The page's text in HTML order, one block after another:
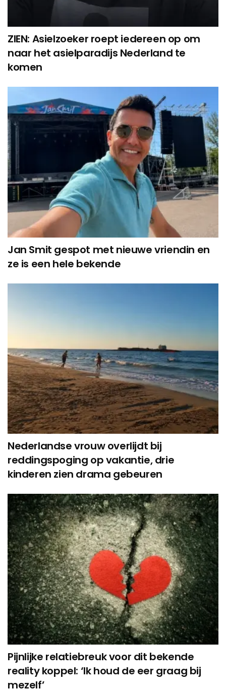
ZIEN: Asielzoeker roept iedereen op om
naar het asielparadijs Nederland te
komen
Jan Smit gespot met nieuwe vriendin en
ze is een hele bekende
Nederlandse vrouw overlijdt bij
reddingspoging op vakantie, drie
kinderen zien drama gebeuren
Pijnlijke relatiebreuk voor dit bekende
reality koppel: ‘Ik houd de eer graag bij
mezelf’